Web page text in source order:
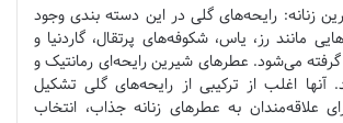
زنانه: رایحه‌های گلی در این دسته بندی وجود
مانند رز، یاس، شکوفه‌های پرتقال، گاردنیا و
می‌شود. عطرهای شیرین رایحه‌ای رمانتیک و
آنها اغلب از ترکیبی از رایحه‌های گلی تشکیل
علاقه‌مندان به عطرهای زنانه جذاب، انتخاب